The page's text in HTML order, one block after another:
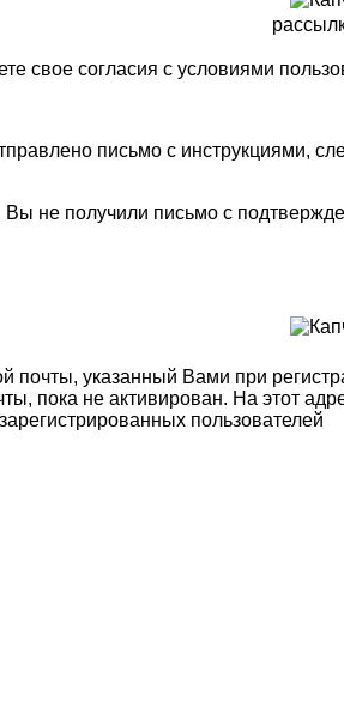
свое согласия с условиями
письмо с инструкциями,
не получили письмо с
почты, указанный Вами при
пока не активирован. На этот
пользователей